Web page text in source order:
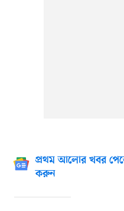
প্রথম আলোর খবর
করুন